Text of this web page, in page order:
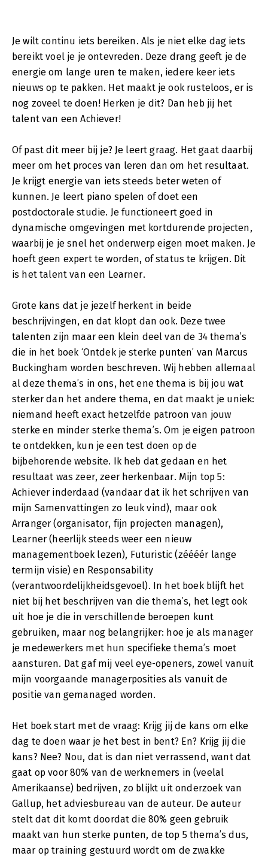
Je wilt continu iets bereiken. Als je niet elke dag iets
bereikt voel je je ontevreden. Deze drang geeft je de
energie om lange uren te maken, iedere keer iets
nieuws op te pakken. Het maakt je ook rusteloos, er is
nog zoveel te doen! Herken je dit? Dan heb jij het
talent van een Achiever!
Of past dit meer bij je? Je leert graag. Het gaat daarbij
meer om het proces van leren dan om het resultaat.
Je krijgt energie van iets steeds beter weten of
kunnen. Je leert piano spelen of doet een
postdoctorale studie. Je functioneert goed in
dynamische omgevingen met kortdurende projecten,
waarbij je je snel het onderwerp eigen moet maken. Je
hoeft geen expert te worden, of status te krijgen. Dit
is het talent van een Learner.
Grote kans dat je jezelf herkent in beide
beschrijvingen, en dat klopt dan ook. Deze twee
talenten zijn maar een klein deel van de 34 thema’s
die in het boek ‘Ontdek je sterke punten’ van Marcus
Buckingham worden beschreven. Wij hebben allemaal
al deze thema’s in ons, het ene thema is bij jou wat
sterker dan het andere thema, en dat maakt je uniek:
niemand heeft exact hetzelfde patroon van jouw
sterke en minder sterke thema’s. Om je eigen patroon
te ontdekken, kun je een test doen op de
bijbehorende website. Ik heb dat gedaan en het
resultaat was zeer, zeer herkenbaar. Mijn top 5:
Achiever inderdaad (vandaar dat ik het schrijven van
mijn Samenvattingen zo leuk vind), maar ook
Arranger (organisator, fijn projecten managen),
Learner (heerlijk steeds weer een nieuw
managementboek lezen), Futuristic (zéééér lange
termijn visie) en Responsability
(verantwoordelijkheidsgevoel). In het boek blijft het
niet bij het beschrijven van die thema’s, het legt ook
uit hoe je die in verschillende beroepen kunt
gebruiken, maar nog belangrijker: hoe je als manager
je medewerkers met hun specifieke thema’s moet
aansturen. Dat gaf mij veel eye-openers, zowel vanuit
mijn voorgaande managerposities als vanuit de
positie van gemanaged worden.
Het boek start met de vraag: Krijg jij de kans om elke
dag te doen waar je het best in bent? En? Krijg jij die
kans? Nee? Nou, dat is dan niet verrassend, want dat
gaat op voor 80% van de werknemers in (veelal
Amerikaanse) bedrijven, zo blijkt uit onderzoek van
Gallup, het adviesbureau van de auteur. De auteur
stelt dat dit komt doordat die 80% geen gebruik
maakt van hun sterke punten, de top 5 thema’s dus,
maar op training gestuurd wordt om de zwakke